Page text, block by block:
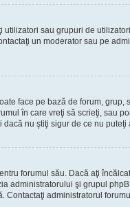
sau grupuri de
un moderator sau pe
face pe bază de forum, grup,
în care vreţi să scrieţi, sau
nu ştiţi sigur de ce nu
forumul său. Dacă aţi
administratorului şi grupul
Contactaţi administratorul